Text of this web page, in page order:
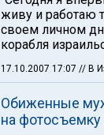
живу и работаю
своем личном
корабля
17.10.2007 17:07 // В
Обиженные
на фотосъемку